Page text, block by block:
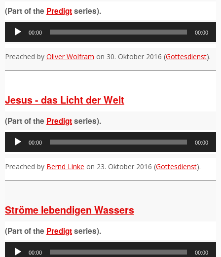
(Part of the Predigtseries).
Audio-
Player
00:00 00:00
Preached by Oliver Wolfram on 30. Oktober 2016 (Gottesdienst).
Jesus - das Licht der Welt
(Part of the Predigtseries).
Audio-
Player
00:00 00:00
Preached by Bernd Linke on 23. Oktober 2016 (Gottesdienst).
Ströme lebendigen Wassers
(Part of the Predigtseries).
Audio-
00:00 00:00